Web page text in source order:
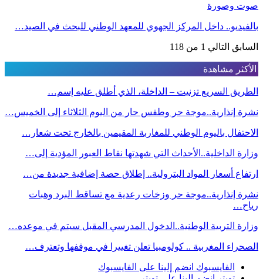
صوت وصورة
بالفيديو.. داخل المركز الجهوي للمعهد الوطني للبحث في الصيد…
السابق التالي 1 من 118
الأكثر مشاهدة
الطريق السريع تزنيت – الداخلة، الذي أطلق عليه إسم…
نشرة إنذارية..موجة حر وطقس حار من اليوم الثلاثاء إلى الخميس…
الاحتفال باليوم الوطني للمغاربة المقيمين بالخارج تحت شعار…
وزارة الداخلية..الأحداث التي شهدتها نقاط العبور المؤدية إلى…
ارتفاع أسعار المواد البترولية.. إطلاق حصة إضافية جديدة من…
نشرة إنذارية..موجة حر وزخات رعدية مع تساقط البرد وهبات
رياح…
وزارة التربية الوطنية..الدخول المدرسي المقبل سیتم في موعده…
الصحراء المغربية .. كولومبيا تعلن تغييرا في موقفها وتعترف…
الفايسبوك انضم إلينا على الفايسبوك